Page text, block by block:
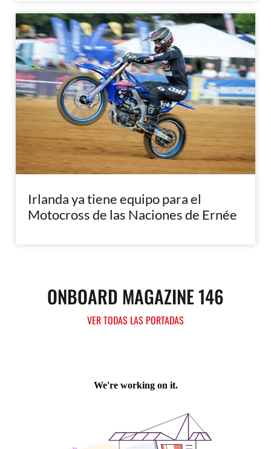
Irlanda ya tiene equipo para el
Motocross de las Naciones de Ernée
ONBOARD MAGAZINE 146
VER TODAS LAS PORTADAS